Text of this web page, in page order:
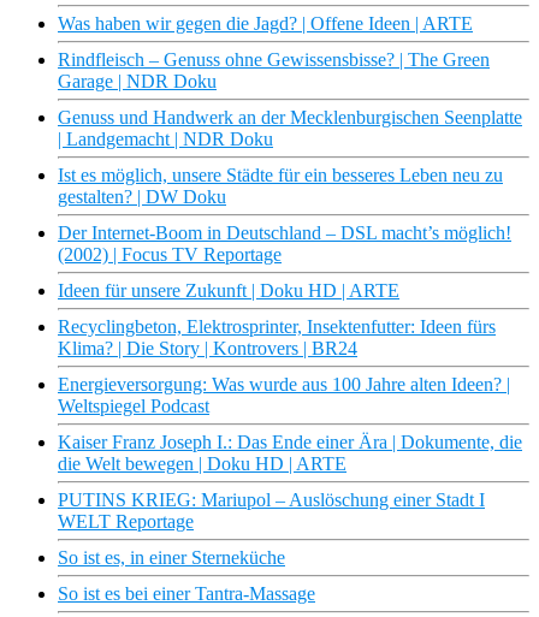
Was haben wir gegen die Jagd? | Offene Ideen | ARTE
Rindfleisch – Genuss ohne Gewissensbisse? | The Green
Garage | NDR Doku
Genuss und Handwerk an der Mecklenburgischen Seenplatte
| Landgemacht | NDR Doku
Ist es möglich, unsere Städte für ein besseres Leben neu zu
gestalten? | DW Doku
Der Internet-Boom in Deutschland – DSL macht’s möglich!
(2002) | Focus TV Reportage
Ideen für unsere Zukunft | Doku HD | ARTE
Recyclingbeton, Elektrosprinter, Insektenfutter: Ideen fürs
Klima? | Die Story | Kontrovers | BR24
Energieversorgung: Was wurde aus 100 Jahre alten Ideen? |
Weltspiegel Podcast
Kaiser Franz Joseph I.: Das Ende einer Ära | Dokumente, die
die Welt bewegen | Doku HD | ARTE
PUTINS KRIEG: Mariupol – Auslöschung einer Stadt I
WELT Reportage
So ist es, in einer Sterneküche
So ist es bei einer Tantra-Massage